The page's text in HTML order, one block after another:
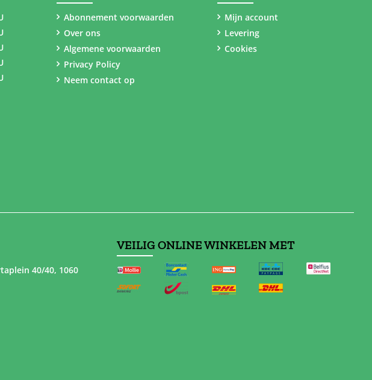
Abonnement voorwaarden
Over ons
Algemene voorwaarden
Privacy Policy
Neem contact op
Mijn account
Levering
Cookies
40/40, 1060
VEILIG ONLINE WINKELEN MET